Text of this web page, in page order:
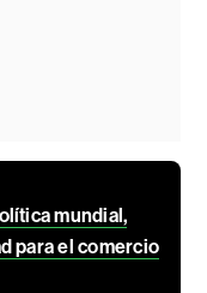
mundial,
para el comercio